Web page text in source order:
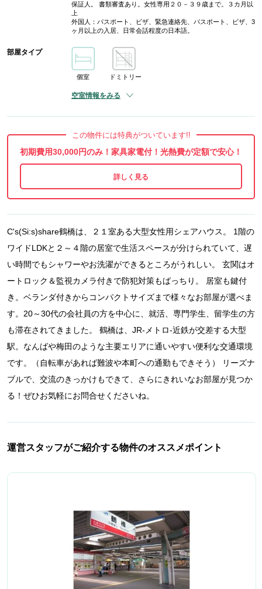
保証人。 書類審査あり。女性専用２０－３９歳まで。３カ月以
上
外国人：パスポート、ビザ、緊急連絡先、パスポート、ビザ、3
ヶ月以上の入居、日常会話程度の日本語。
部屋タイプ
個室 ドミトリー
空室情報をみる
この物件には特典がついています!!
初期費用30,000円のみ！家具家電付！光熱費が定額で安心！
C's(Si:s)share鶴橋は、２１室ある大型女性用シェアハウス。 1階の
ワイドLDKと２～４階の居室で生活スペースが分けられていて、遅
い時間でもシャワーやお洗濯ができるところがうれしい。 玄関はオ
ートロック＆監視カメラ付きで防犯対策もばっちり。 居室も鍵付
き。ベランダ付きからコンパクトサイズまで様々なお部屋が選べま
す。20～30代の会社員の方を中心に、就活、専門学生、留学生の方
も滞在されてきました。 鶴橋は、JR-メトロ-近鉄が交差する大型
駅。なんばや梅田のような主要エリアに通いやすい便利な交通環境
です。（自転車があれば難波や本町への通勤もできそう） リーズナ
ブルで、交流のきっかけもできて、さらにきれいなお部屋が見つか
る！ぜひお気軽にお問合せくださいね。
運営スタッフがご紹介する物件のオススメポイント